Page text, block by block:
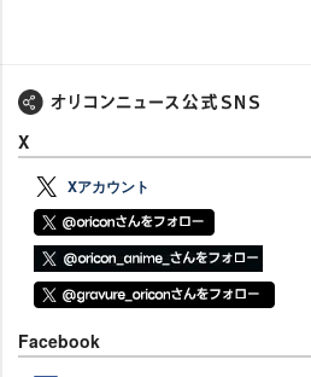
X
Xアカウント
Facebook